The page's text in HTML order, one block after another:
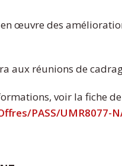
œuvre des
aux réunions de
voir la fiche
PASS/UMR8077-